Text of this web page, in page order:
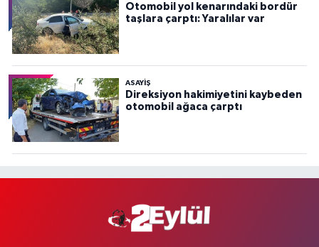
Otomobil yol kenarındaki bordür
taşlara çarptı: Yaralılar var
ASAYİŞ
Direksiyon hakimiyetini kaybeden
otomobil ağaca çarptı